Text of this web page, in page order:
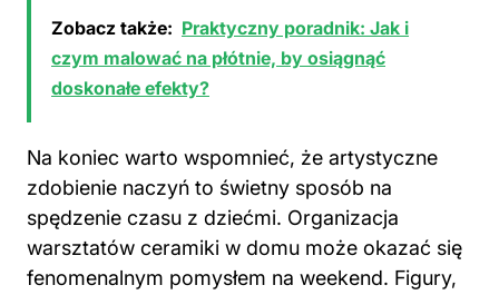
Zobacz także: Praktyczny poradnik: Jak i
czym malować na płótnie, by osiągnąć
doskonałe efekty?
Na koniec warto wspomnieć, że artystyczne
zdobienie naczyń to świetny sposób na
spędzenie czasu z dziećmi. Organizacja
warsztatów ceramiki w domu może okazać się
fenomenalnym pomysłem na weekend. Figury,